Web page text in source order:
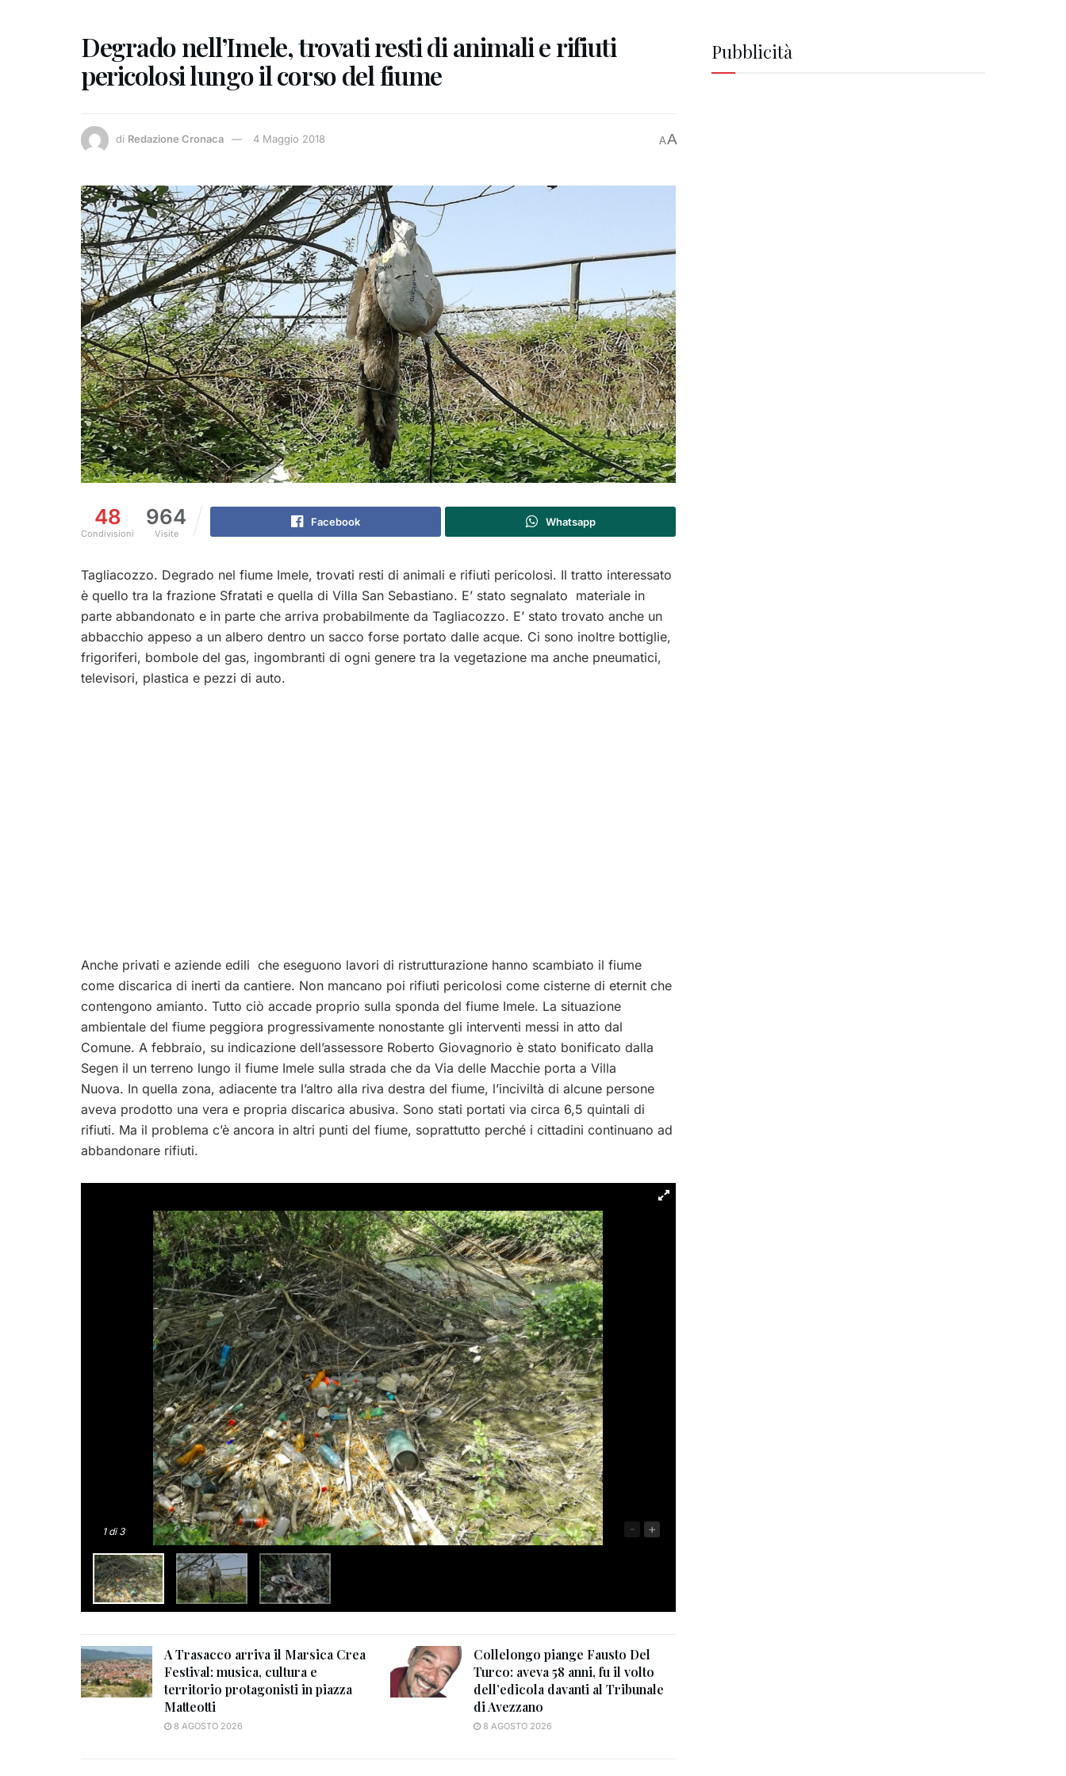
Degrado nell’Imele, trovati resti di animali e rifiuti
pericolosi lungo il corso del fiume
di Redazione Cronaca 4 Maggio 2018 AA
48
Condivisioni
964
Visite
Facebook Whatsapp
Tagliacozzo. Degrado nel fiume Imele, trovati resti di animali e rifiuti pericolosi. Il tratto interessato
è quello tra la frazione Sfratati e quella di Villa San Sebastiano. E’ stato segnalato materiale in
parte abbandonato e in parte che arriva probabilmente da Tagliacozzo. E’ stato trovato anche un
abbacchio appeso a un albero dentro un sacco forse portato dalle acque. Ci sono inoltre bottiglie,
frigoriferi, bombole del gas, ingombranti di ogni genere tra la vegetazione ma anche pneumatici,
televisori, plastica e pezzi di auto.
Anche privati e aziende edili che eseguono lavori di ristrutturazione hanno scambiato il fiume
come discarica di inerti da cantiere. Non mancano poi rifiuti pericolosi come cisterne di eternit che
contengono amianto. Tutto ciò accade proprio sulla sponda del fiume Imele. La situazione
ambientale del fiume peggiora progressivamente nonostante gli interventi messi in atto dal
Comune. A febbraio, su indicazione dell’assessore Roberto Giovagnorio è stato bonificato dalla
Segen il un terreno lungo il fiume Imele sulla strada che da Via delle Macchie porta a Villa
Nuova. In quella zona, adiacente tra l’altro alla riva destra del fiume, l’inciviltà di alcune persone
aveva prodotto una vera e propria discarica abusiva. Sono stati portati via circa 6,5 quintali di
rifiuti. Ma il problema c’è ancora in altri punti del fiume, soprattutto perché i cittadini continuano ad
abbandonare rifiuti.
1di 3 - +
A Trasacco arriva il Marsica Crea
Festival: musica, cultura e
territorio protagonisti in piazza
Matteotti
8 AGOSTO 2026
Collelongo piange Fausto Del
Turco: aveva 58 anni, fu il volto
dell’edicola davanti al Tribunale
di Avezzano
8 AGOSTO 2026
Pubblicità